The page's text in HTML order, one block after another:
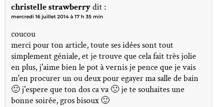
christelle strawberrydit :
mercredi 16 juillet 2014 à 17 h 35 min
coucou
merci pour ton article, toute ses idées sont tout
simplement géniale, et je trouve que cela fait très jolie
en plus, j'aime bien le pot à vernis je pence que je vais
m'en procurer un ou deux pour egayer ma salle de bain
🙂 j'espere que ton dos ca va 🙁 je te souhaites une
bonne soirée, gros bisoux 🙂